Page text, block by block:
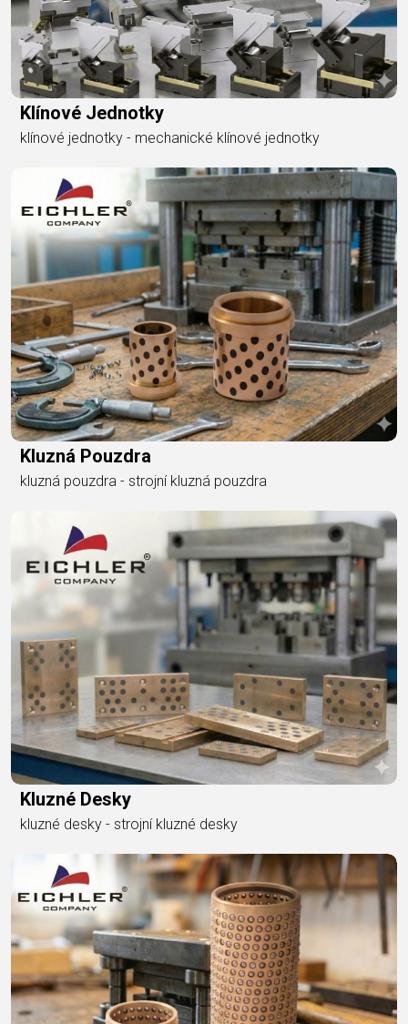
Klínové Jednotky
klínové jednotky - mechanické klínové jednotky
Kluzná Pouzdra
kluzná pouzdra - strojní kluzná pouzdra
Kluzné Desky
kluzné desky - strojní kluzné desky